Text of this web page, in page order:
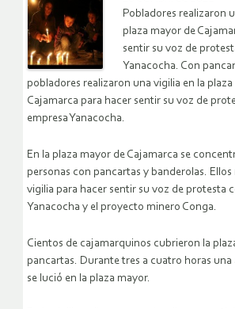
Pobladores realizaron
plaza mayor de
sentir su voz de
Yanacocha. Con
pobladores realizaron una vigilia en la
Cajamarca para hacer sentir su voz de
empresa Yanacocha.
En la plaza mayor de Cajamarca se
personas con pancartas y banderolas.
vigilia para hacer sentir su voz de protesta
Yanacocha y el proyecto minero Conga.
Cientos de cajamarquinos cubrieron la
pancartas. Durante tres a cuatro horas una
se lució en la plaza mayor.